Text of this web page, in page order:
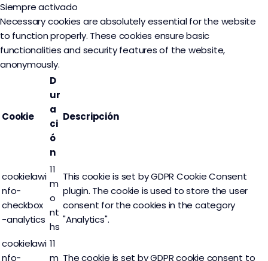
Siempre activado
Necessary cookies are absolutely essential for the website
to function properly. These cookies ensure basic
functionalities and security features of the website,
anonymously.
Cookie
D
ur
a
ci
ó
n
Descripción
cookielawi
nfo-
checkbox
-analytics
11
m
o
nt
hs
This cookie is set by GDPR Cookie Consent
plugin. The cookie is used to store the user
consent for the cookies in the category
"Analytics".
cookielawi
nfo-
11
m The cookie is set by GDPR cookie consent to